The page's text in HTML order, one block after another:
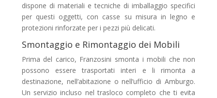
dispone di materiali e tecniche di imballaggio specifici
per questi oggetti, con casse su misura in legno e
protezioni rinforzate per i pezzi più delicati.
Smontaggio e Rimontaggio dei Mobili
Prima del carico, Franzosini smonta i mobili che non
possono essere trasportati interi e li rimonta a
destinazione, nell’abitazione o nell’ufficio di Amburgo.
Un servizio incluso nel trasloco completo che ti evita